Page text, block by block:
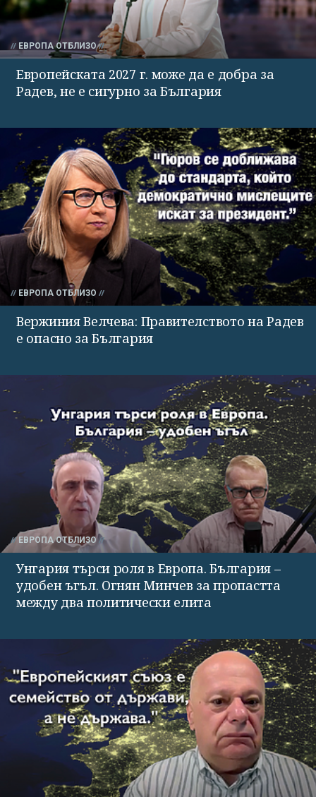
ЕВРОПА ОТБЛИЗО
Европейската 2027 г. може да е добра за
Радев, не е сигурно за България
ЕВРОПА ОТБЛИЗО
Вержиния Велчева: Правителството на Радев
е опасно за България
ЕВРОПА ОТБЛИЗО
Унгария търси роля в Европа. България –
удобен ъгъл. Огнян Минчев за пропастта
между два политически елита